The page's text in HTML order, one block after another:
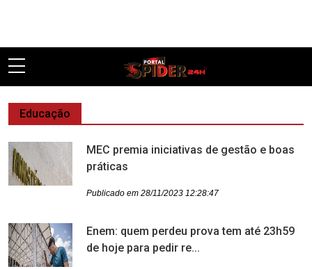
Educação
MEC premia iniciativas de gestão e boas
práticas
Publicado em 28/11/2023 12:28:47
Enem: quem perdeu prova tem até 23h59
de hoje para pedir re...